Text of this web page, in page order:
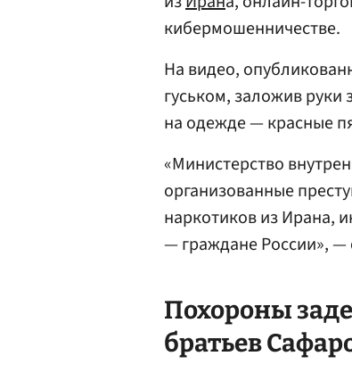
кибермошенничестве.
На видео,
гуськом, заложив руки
на одежде — красные
«Министерство
организованные
наркотиков из Ирана,
— граждане России», —
Похороны
братьев